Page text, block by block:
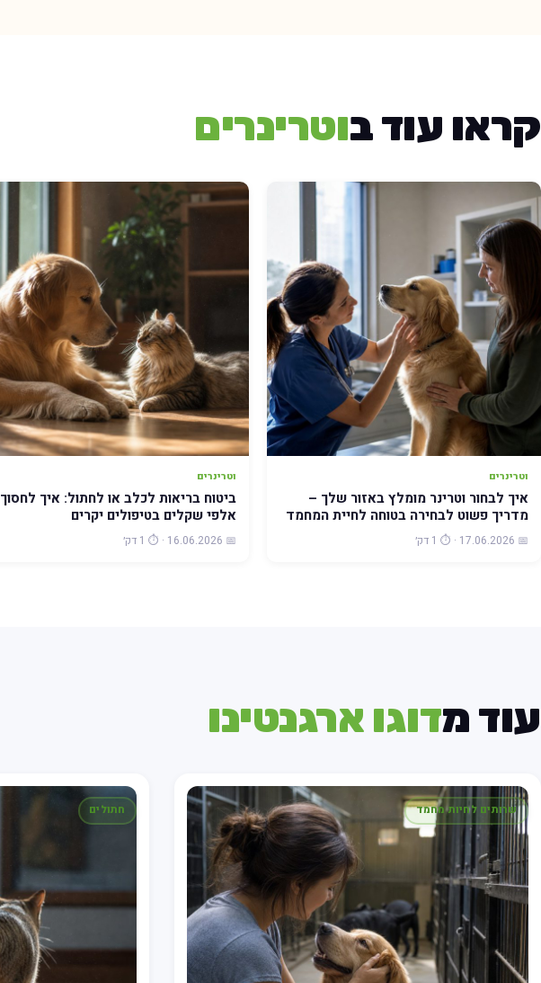
קראו עוד בוטרינרים
וטרינרים
איך לבחור וטרינר מומלץ באזור שלך –
מדריך פשוט לבחירה בטוחה לחיית המחמד
📅 17.06.2026 · ⏱️ 1 דק׳
וטרינרים
ביטוח בריאות לכלב או לחתול: איך לחסוך
אלפי שקלים בטיפולים יקרים
📅 16.06.2026 · ⏱️ 1 דק׳
עוד מדוגו ארגנטינו
שרותים לחיות מחמד חתולים